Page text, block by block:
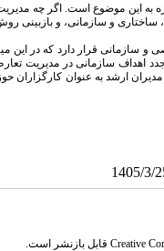
به این موضوع است. اگر چه
ساختاری و سازمانی، و بازبینی
و سازمانی قرار دارد که در
اهداف سازمانی در مدیریت
ارشد به عنوان کارگزاران
Creativeقابل بازنشر است.